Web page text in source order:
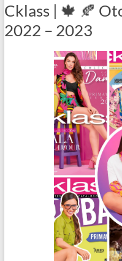
Estrellas
Cklass | 🍁 🍂
2022 – 2023